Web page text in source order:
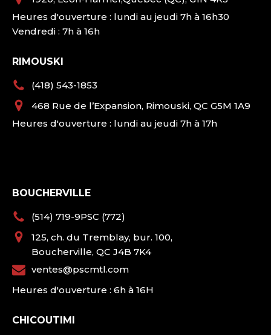
Heures d'ouverture : lundi au jeudi 7h à 16h30
Vendredi : 7h à 16h
RIMOUSKI
(418) 543-1853
468 Rue de l’Expansion, Rimouski, QC G5M 1A9
Heures d'ouverture : lundi au jeudi 7h à 17h
BOUCHERVILLE
(514) 719-9PSC (772)
125, ch. du Tremblay, bur. 100,
Boucherville, QC J4B 7K4
ventes@pscmtl.com
Heures d'ouverture : 6h à 16H
CHICOUTIMI